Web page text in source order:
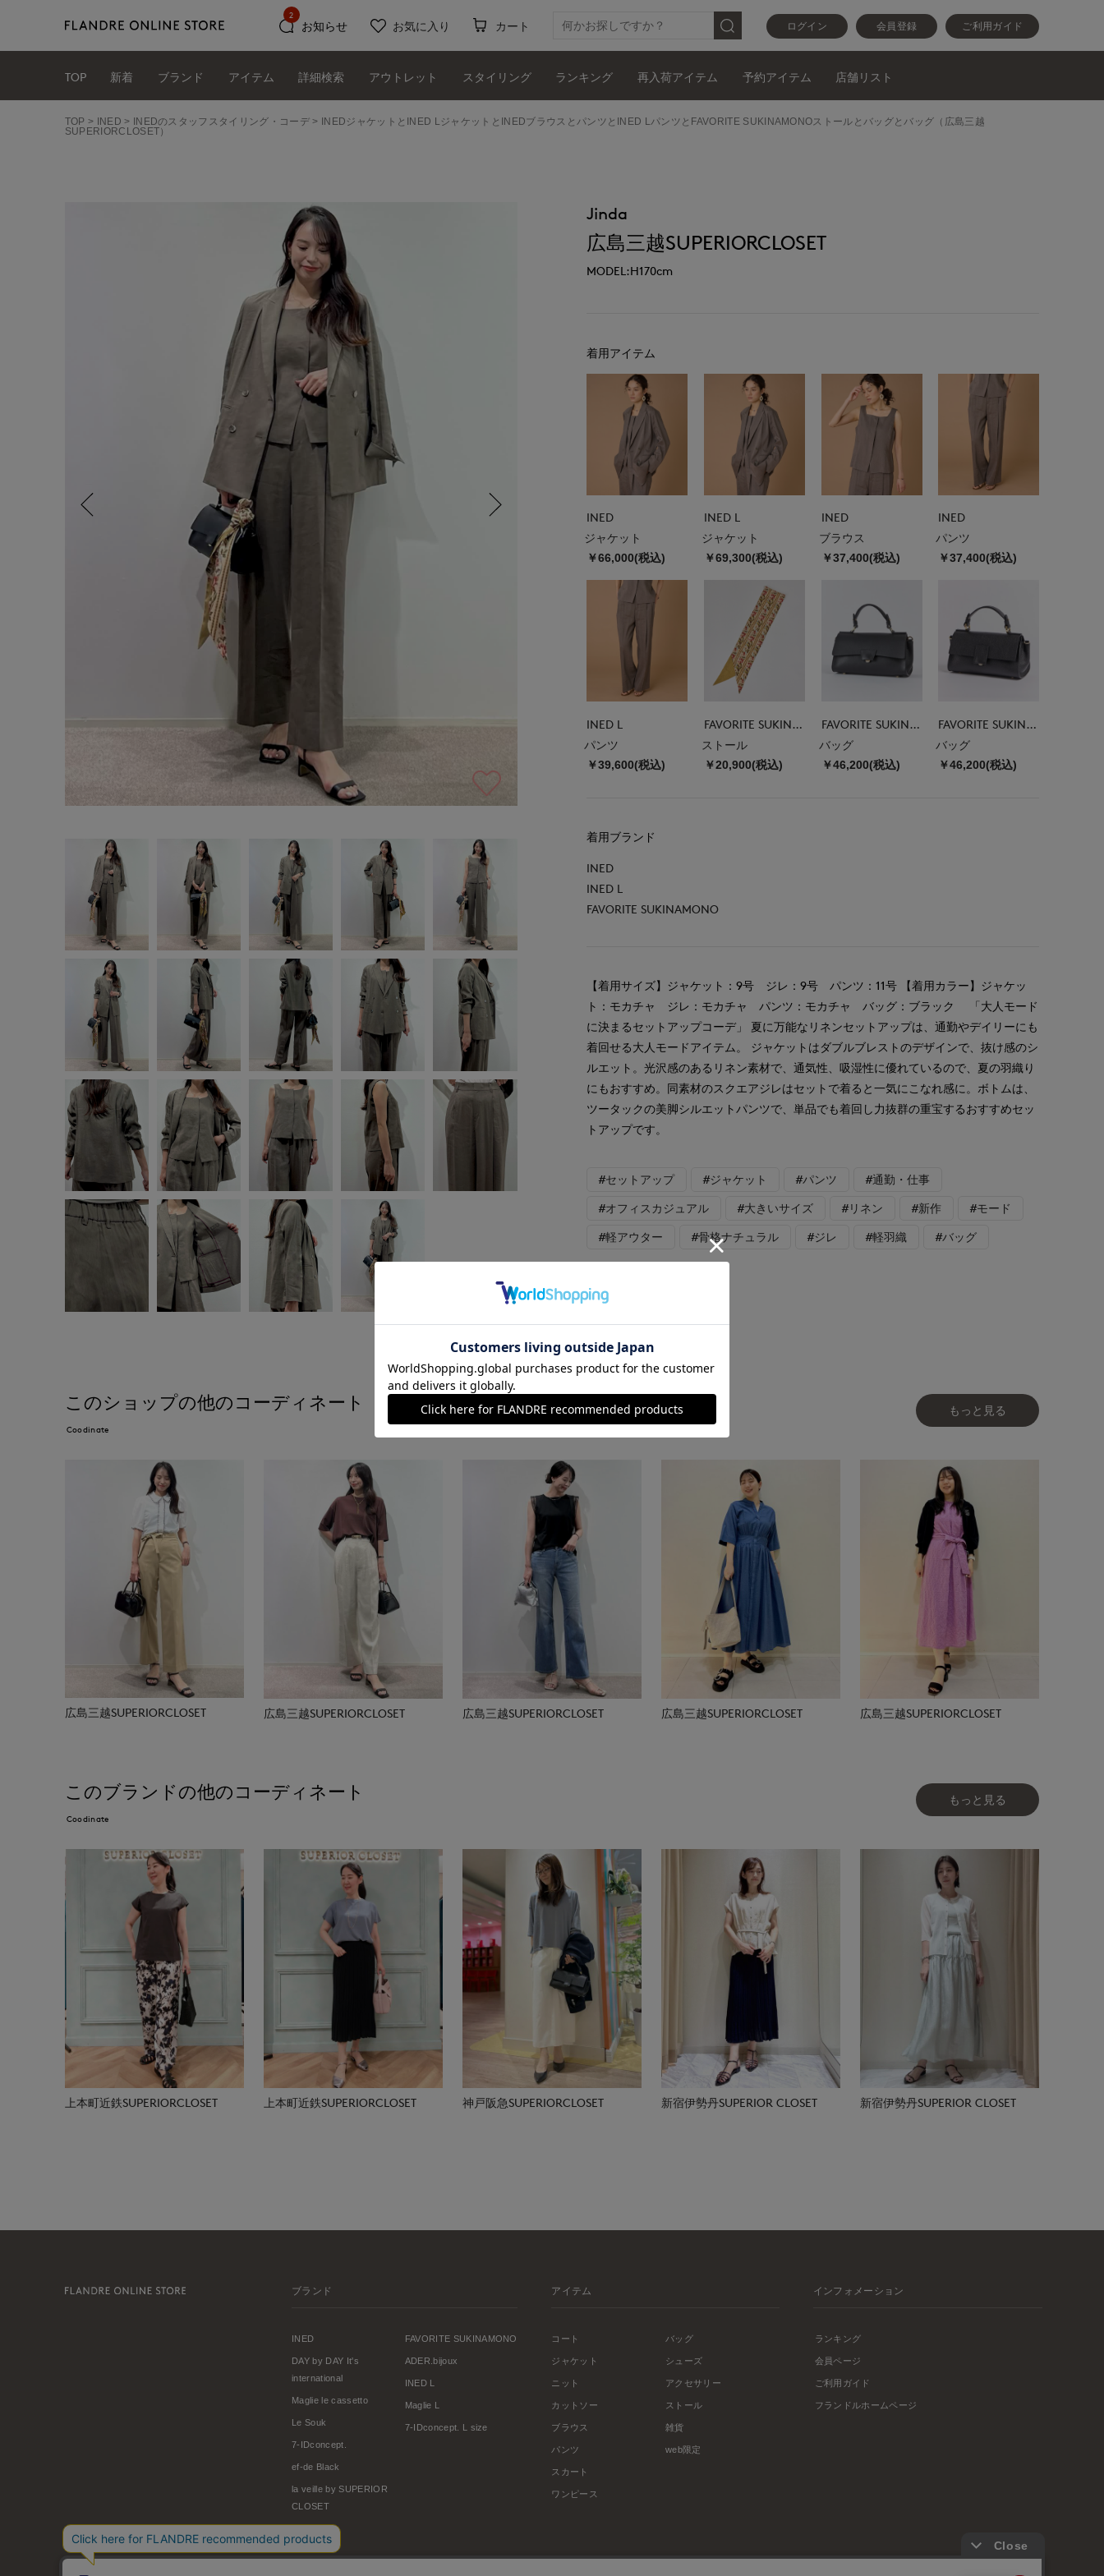
ログイン 会員登録 ご利用ガイド
お知らせ
2
お気に入り カート
TOP 新着 ブランド アイテム 詳細検索 アウトレット スタイリング ランキング 再入荷アイテム 予約アイテム 店舗リスト
TOP INED INEDのスタッフスタイリング・コーデ
INEDジャケットとINED LジャケットとINEDブラウスとパンツとINED LパンツとFAVORITE SUKINAMONOストールとバッグとバッグ（広島三越
SUPERIORCLOSET）
Jinda
広島三越SUPERIORCLOSET
MODEL:H170cm
着用アイテム
INED
ジャケット
￥66,000(税込)
INED L
ジャケット
￥69,300(税込)
INED
ブラウス
￥37,400(税込)
INED
パンツ
￥37,400(税込)
INED L
パンツ
￥39,600(税込)
FAVORITE SUKINAMONO
ストール
￥20,900(税込)
FAVORITE SUKINAMONO
バッグ
￥46,200(税込)
FAVORITE SUKINAMONO
バッグ
￥46,200(税込)
着用ブランド
INED
INED L
FAVORITE SUKINAMONO
【着用サイズ】ジャケット：9号 ジレ：9号 パンツ：11号 【着用カラー】ジャケッ
ト：モカチャ ジレ：モカチャ パンツ：モカチャ バッグ：ブラック 「大人モード
に決まるセットアップコーデ」 夏に万能なリネンセットアップは、通勤やデイリーにも
着回せる大人モードアイテム。 ジャケットはダブルブレストのデザインで、抜け感のシ
ルエット。光沢感のあるリネン素材で、通気性、吸湿性に優れているので、夏の羽織り
にもおすすめ。同素材のスクエアジレはセットで着ると一気にこなれ感に。ボトムは、
ツータックの美脚シルエットパンツで、単品でも着回し力抜群の重宝するおすすめセッ
トアップです。
#セットアップ #ジャケット #パンツ #通勤・仕事
#オフィスカジュアル #大きいサイズ #リネン #新作 #モード
#軽アウター #骨格ナチュラル #ジレ #軽羽織 #バッグ
このショップの他のコーディネート
Coodinate
もっと見る
広島三越SUPERIORCLOSET 広島三越SUPERIORCLOSET 広島三越SUPERIORCLOSET 広島三越SUPERIORCLOSET 広島三越SUPERIORCLOSET
このブランドの他のコーディネート
Coodinate
もっと見る
上本町近鉄SUPERIORCLOSET 上本町近鉄SUPERIORCLOSET 神戸阪急SUPERIORCLOSET 新宿伊勢丹SUPERIOR CLOSET 新宿伊勢丹SUPERIOR CLOSET
ブランド
INED
DAY by DAY It's
international
Maglie le cassetto
Le Souk
7-IDconcept.
ef-de Black
la veille by SUPERIOR
CLOSET
FAVORITE SUKINAMONO
ADER.bijoux
INED L
Maglie L
7-IDconcept. L size
アイテム
コート
ジャケット
ニット
カットソー
ブラウス
パンツ
スカート
ワンピース
バッグ
シューズ
アクセサリー
ストール
雑貨
web限定
インフォメーション
ランキング
会員ページ
ご利用ガイド
フランドルホームページ